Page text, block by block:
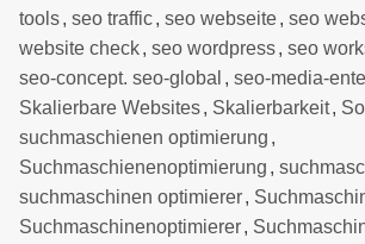
tools, seo traffic, seo webseite, seo
website check, seo wordpress, seo
seo-concept. seo-global , seo-media-
Skalierbare Websites, Skalierbarkeit,
suchmaschienen optimierung ,
Suchmaschienenoptimierung ,
suchmaschinen optimierer,
Suchmaschinenoptimierer,